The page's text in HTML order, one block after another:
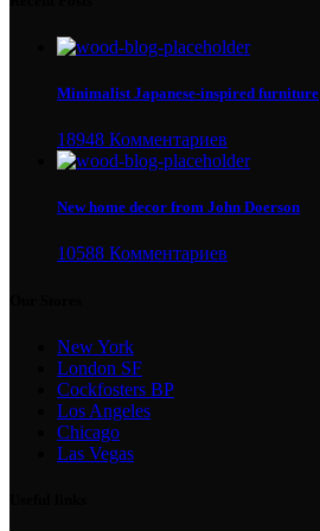
Minimalist Japanese-inspired furniture
18948 Комментариев
New home decor from John Doerson
10588 Комментариев
New York
London SF
Cockfosters BP
Los Angeles
Chicago
Las Vegas